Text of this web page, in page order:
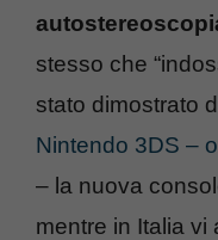
stesso che
stato dimostrato
Nintendo 3DS –
– la nuova
mentre in Italia vi